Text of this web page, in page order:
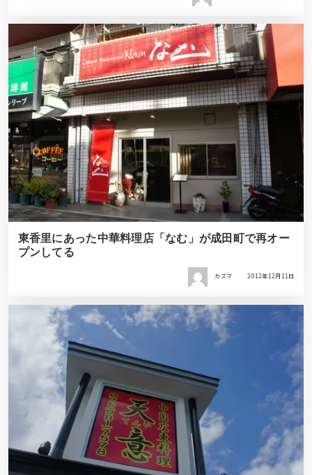
東香里にあった中華料理店「なむ」が成田町で再オー
プンしてる
カズマ 2012年12月11日